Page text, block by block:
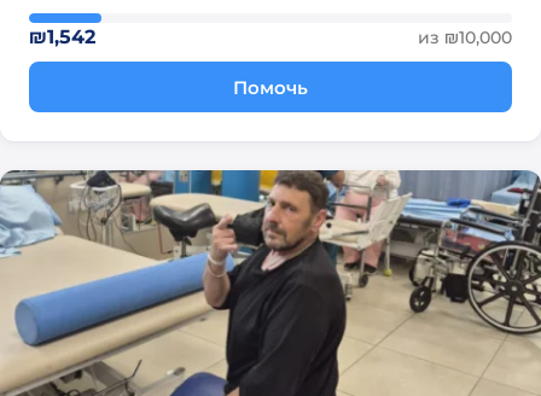
₪1,542 из ₪10,000
Помочь